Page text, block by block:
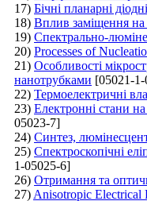
17) Бічні планарні
18) Вплив заміщення на
19) Спектрально-
20) Processes of
21) Особливості
нанотрубками [05021-
22) Термоелектричні
23) Електронні стани
05023-7]
24) Синтез,
25) Спектроскопічні
1-05025-6]
26) Отримання та
27) Anisotropic Electrical